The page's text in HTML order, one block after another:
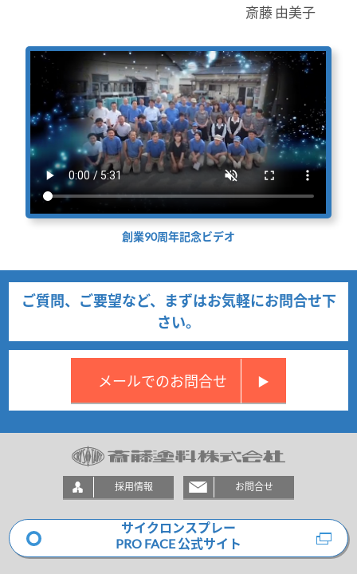
斎藤 由美子
創業90周年記念ビデオ
ご質問、ご要望など、まずはお気軽にお問合せ下
さい。
メールでのお問合せ ▶
採用情報 お問合せ
サイクロンスプレー
PRO FACE 公式サイト